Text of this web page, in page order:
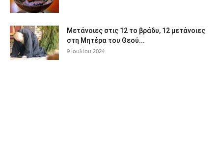
Μετάνοιες στις 12 το βράδυ, 12 μετάνοιες
στη Μητέρα του Θεού...
9 Ιουλίου 2024